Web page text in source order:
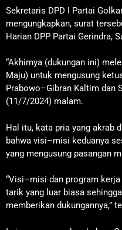
Sekretaris DPD I Partai
mengungkapkan, surat
Harian DPP Partai Gerindra,
“Akhirnya (dukungan ini)
Maju) untuk mengusung
Prabowo–Gibran Kaltim dan
(11/7/2024) malam.
Hal itu, kata pria yang akrab
bahwa visi–misi keduanya
yang mengusung pasangan
“Visi–misi dan program
tarik yang luar biasa
memberikan dukungannya,”